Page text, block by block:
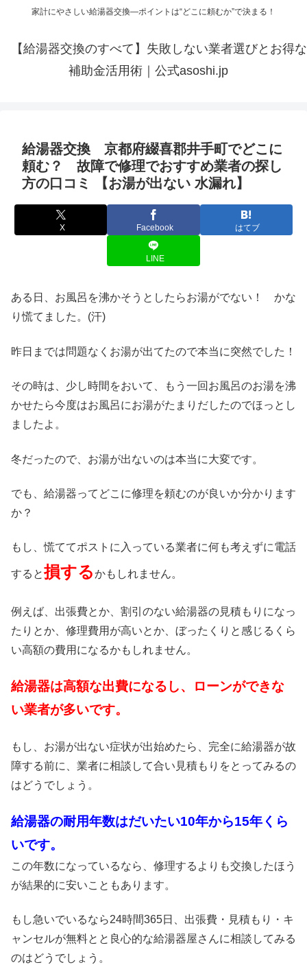
家計にやさしい給湯器交換—ポイントは“どこに頼むか”で決まる！
【給湯器交換のすべて】失敗しない業者選びとお得な
補助金活用術｜公式asoshi.jp
給湯器交換 京都府綴喜郡井手町でどこに
頼む？ 故障で修理でおすすめ業者の探し
方の口コミ 【お湯が出ない 水漏れ】
X Facebook はてブ
LINE
ある日、お風呂を沸かそうとしたらお湯がでない！ かな
り慌てました。(汗)
昨日までは問題なくお湯が出てたので本当に突然でした！
その時は、少し時間をおいて、もう一回お風呂のお湯を沸
かせたら今度はお風呂にお湯がたまりだしたのでほっとし
ましたよ。
冬だったので、お湯が出ないのは本当に大変です。
でも、給湯器ってどこに修理を頼むのが良いか分かります
か？
もし、慌ててポストに入っている業者に何も考えずに電話
すると損するかもしれません。
例えば、出張費とか、割引のない給湯器の見積もりになっ
たりとか、修理費用が高いとか、ぼったくりと感じるくら
い高額の費用になるかもしれません。
給湯器は高額な出費になるし、ローンができな
い業者が多いです。
もし、お湯が出ない症状が出始めたら、完全に給湯器が故
障する前に、業者に相談して合い見積もりをとってみるの
はどうでしょう。
給湯器の耐用年数はだいたい10年から15年くら
いです。
この年数になっているなら、修理するよりも交換したほう
が結果的に安いこともあります。
もし急いでいるなら24時間365日、出張費・見積もり・キ
ャンセルが無料とと良心的な給湯器屋さんに相談してみる
のはどうでしょう。